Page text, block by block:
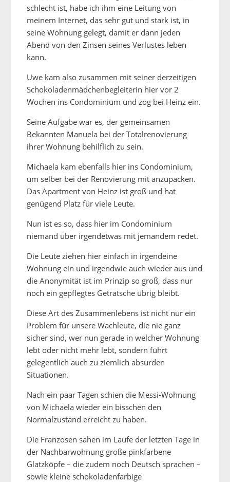
schlecht ist, habe ich ihm eine Leitung von
meinem Internet, das sehr gut und stark ist, in
seine Wohnung gelegt, damit er dann jeden
Abend von den Zinsen seines Verlustes leben
kann.
Uwe kam also zusammen mit seiner derzeitigen
Schokoladenmädchenbegleiterin hier vor 2
Wochen ins Condominium und zog bei Heinz ein.
Seine Aufgabe war es, der gemeinsamen
Bekannten Manuela bei der Totalrenovierung
ihrer Wohnung behilflich zu sein.
Michaela kam ebenfalls hier ins Condominium,
um selber bei der Renovierung mit anzupacken.
Das Apartment von Heinz ist groß und hat
genügend Platz für viele Leute.
Nun ist es so, dass hier im Condominium
niemand über irgendetwas mit jemandem redet.
Die Leute ziehen hier einfach in irgendeine
Wohnung ein und irgendwie auch wieder aus und
die Anonymität ist im Prinzip so groß, dass nur
noch ein gepflegtes Getratsche übrig bleibt.
Diese Art des Zusammenlebens ist nicht nur ein
Problem für unsere Wachleute, die nie ganz
sicher sind, wer nun gerade in welcher Wohnung
lebt oder nicht mehr lebt, sondern führt
gelegentlich auch zu ziemlich absurden
Situationen.
Nach ein paar Tagen schien die Messi-Wohnung
von Michaela wieder ein bisschen den
Normalzustand erreicht zu haben.
Die Franzosen sahen im Laufe der letzten Tage in
der Nachbarwohnung große pinkfarbene
Glatzköpfe – die zudem noch Deutsch sprachen –
sowie kleine schokoladenfarbige